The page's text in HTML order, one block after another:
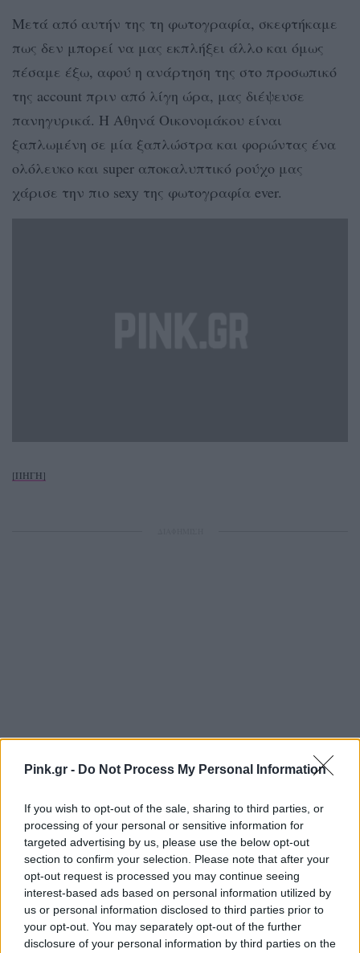
Pink.gr - Do Not Process My Personal Information
If you wish to opt-out of the sale, sharing to third parties, or
processing of your personal or sensitive information for
targeted advertising by us, please use the below opt-out
section to confirm your selection. Please note that after your
opt-out request is processed you may continue seeing
interest-based ads based on personal information utilized by
us or personal information disclosed to third parties prior to
your opt-out. You may separately opt-out of the further
disclosure of your personal information by third parties on the
Μετά από αυτήν της τη φωτογραφία, σκεφτήκαμε
πως δεν μπορεί να μας εκπλήξει άλλο και όμως
πέσαμε έξω, αφού η ανάρτηση της στο προσωπικό
της account πριν από λίγη ώρα, μας διέψευσε
πανηγυρικά. Η Αθηνά Οικονομάκου είναι
ξαπλωμένη σε μία ξαπλώστρα και φορώντας ένα
ολόλευκο και super αποκαλυπτικό ρούχο μας
χάρισε την πιο sexy της φωτογραφία ever.
[ΠΗΓΗ]
Ακολουθήστε το Pink.gr στοGoogle Newsκαι
μάθετε πρώτοι τα πιο hot νέα.